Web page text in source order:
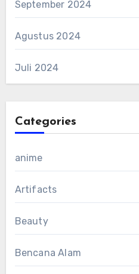
September 2024
Agustus 2024
Juli 2024
Categories
anime
Artifacts
Beauty
Bencana Alam